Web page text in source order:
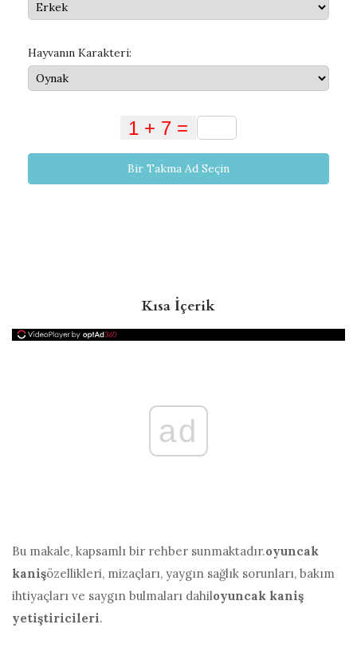
Hayvanın Karakteri:
Bir Takma Ad Seçin
Kısa İçerik
ad
Bu makale, kapsamlı bir rehber sunmaktadır.oyuncak
kanişözellikleri, mizaçları, yaygın sağlık sorunları, bakım
ihtiyaçları ve saygın bulmaları dahiloyuncak kaniş
yetiştiricileri.